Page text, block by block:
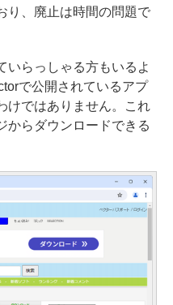
り、廃止は時間の問題で
らっしゃる方もいるよ
で公開されているアプ
けではありません。これ
からダウンロードできる